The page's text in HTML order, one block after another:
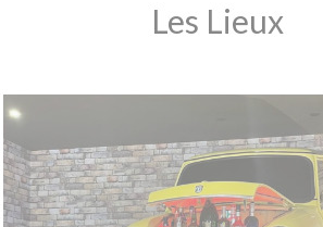
Les Lieux